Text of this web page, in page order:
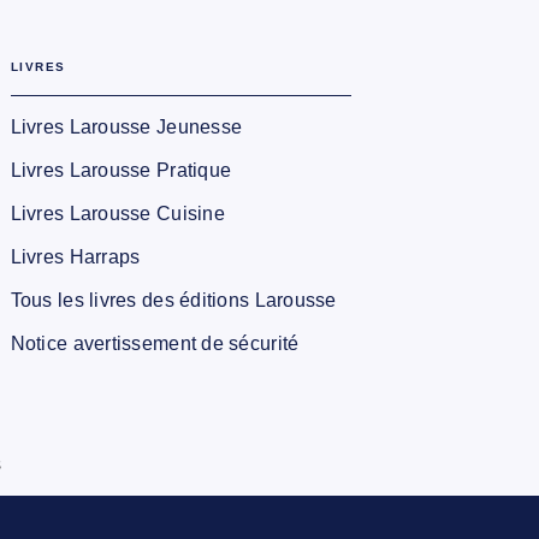
LIVRES
Livres Larousse Jeunesse
Livres Larousse Pratique
Livres Larousse Cuisine
Livres Harraps
Tous les livres des éditions Larousse
Notice avertissement de sécurité